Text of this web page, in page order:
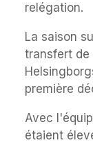
relégation.
La saison
transfert de
première
Avec
étaient